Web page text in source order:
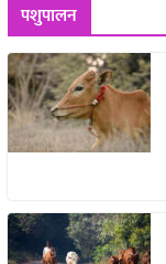
पशुपालन